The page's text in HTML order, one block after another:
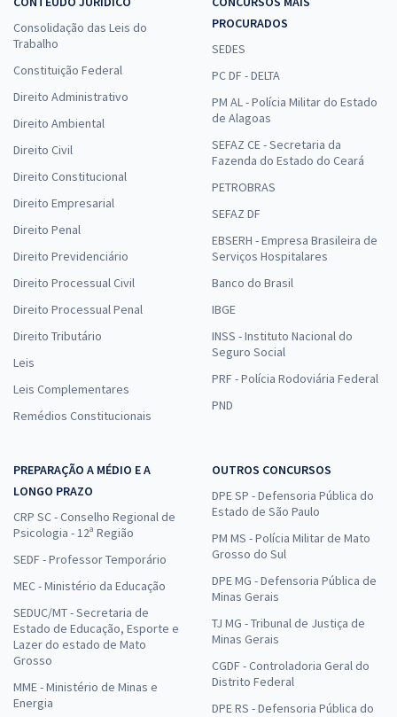
Consolidação das Leis do
Trabalho
Constituição Federal
Direito Administrativo
Direito Ambiental
Direito Civil
Direito Constitucional
Direito Empresarial
Direito Penal
Direito Previdenciário
Direito Processual Civil
Direito Processual Penal
Direito Tributário
Leis
Leis Complementares
Remédios Constitucionais
PROCURADOS
SEDES
PC DF - DELTA
PM AL - Polícia Militar do Estado
de Alagoas
SEFAZ CE - Secretaria da
Fazenda do Estado do Ceará
PETROBRAS
SEFAZ DF
EBSERH - Empresa Brasileira de
Serviços Hospitalares
Banco do Brasil
IBGE
INSS - Instituto Nacional do
Seguro Social
PRF - Polícia Rodoviária Federal
PND
PREPARAÇÃO A MÉDIO E A
LONGO PRAZO
CRP SC - Conselho Regional de
Psicologia - 12ª Região
SEDF - Professor Temporário
MEC - Ministério da Educação
SEDUC/MT - Secretaria de
Estado de Educação, Esporte e
Lazer do estado de Mato
Grosso
MME - Ministério de Minas e
Energia
OUTROS CONCURSOS
DPE SP - Defensoria Pública do
Estado de São Paulo
PM MS - Polícia Militar de Mato
Grosso do Sul
DPE MG - Defensoria Pública de
Minas Gerais
TJ MG - Tribunal de Justiça de
Minas Gerais
CGDF - Controladoria Geral do
Distrito Federal
DPE RS - Defensoria Pública do